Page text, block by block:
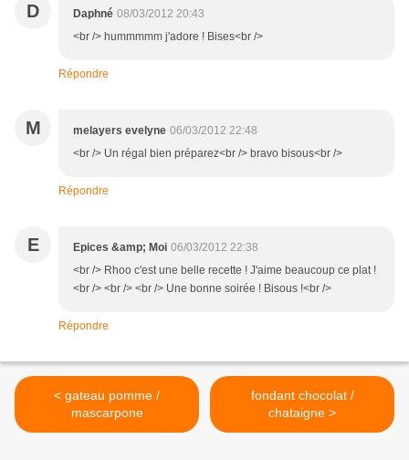
D Daphné 08/03/2012 20:43
<br /> hummmmm j'adore ! Bises<br />
Répondre
M melayers evelyne 06/03/2012 22:48
<br /> Un régal bien préparez<br /> bravo bisous<br />
Répondre
E Epices &amp; Moi 06/03/2012 22:38
<br /> Rhoo c'est une belle recette ! J'aime beaucoup ce plat !
<br /> <br /> <br /> Une bonne soirée ! Bisous !<br />
Répondre
< gateau pomme /
mascarpone
fondant chocolat /
chataigne >